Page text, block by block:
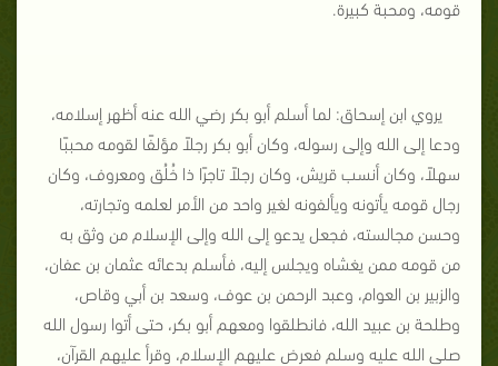
قومه، ومحبة كبيرة.
يروي ابن إسحاق: لما أسلم أبو بكر رضي الله عنه أظهر إسلامه،
ودعا إلى الله وإلى رسوله، وكان أبو بكر رجلاً مؤلفًا لقومه محببًا
سهلاً، وكان أنسب قريش، وكان رجلاً تاجرًا ذا خُلُق ومعروف، وكان
رجال قومه يأتونه ويألفونه لغير واحد من الأمر لعلمه وتجارته،
وحسن مجالسته، فجعل يدعو إلى الله وإلى الإسلام من وثق به
من قومه ممن يغشاه ويجلس إليه، فأسلم بدعائه عثمان بن عفان،
والزبير بن العوام، وعبد الرحمن بن عوف، وسعد بن أبي وقاص،
وطلحة بن عبيد الله، فانطلقوا ومعهم أبو بكر، حتى أتوا رسول الله
صلى الله عليه وسلم فعرض عليهم الإسلام، وقرأ عليهم القرآن،